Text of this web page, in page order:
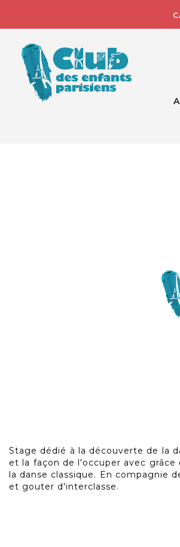
the
beginning
of
the
Stage dédié à la découverte de la
et la façon de l'occuper avec grâce
la danse classique. En compagnie
et gouter d'interclasse.